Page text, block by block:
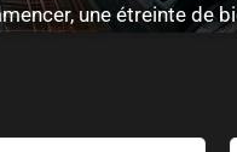
une étreinte de